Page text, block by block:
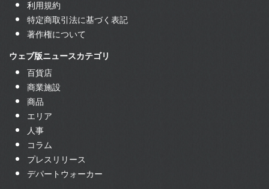
利用規約
特定商取引法に基づく表記
著作権について
ウェブ版ニュースカテゴリ
百貨店
商業施設
商品
エリア
人事
コラム
プレスリリース
デパートウォーカー